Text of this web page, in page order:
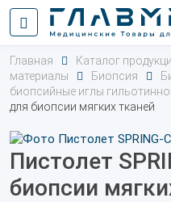
Главная Каталог
материалы
Биопсия
биопсийные иглы
для биопсии мягких тканей
Пистолет
биопсии